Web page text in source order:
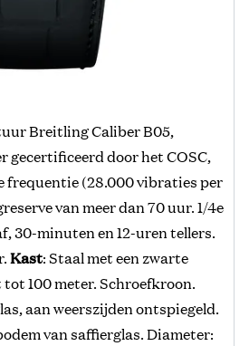
Breitling Caliber B05,
gecertificeerd door het COSC,
frequentie (28.000 vibraties per
van meer dan 70 uur. 1/4e
30-minuten en 12-uren tellers.
Kast: Staal met een zwarte
100 meter. Schroefkroon.
aan weerszijden ontspiegeld.
van saffierglas. Diameter: